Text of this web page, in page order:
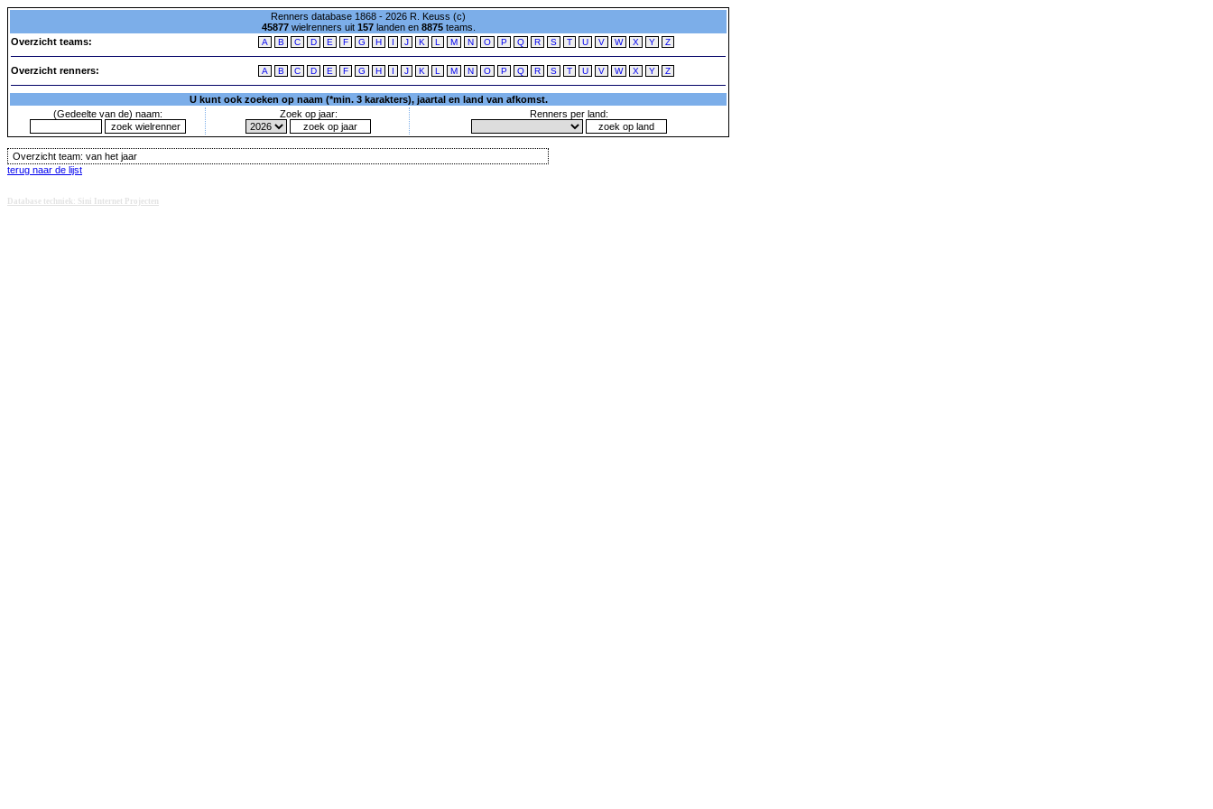
Renners database 1868 - 2026 R. Keuss (c)
45877wielrenners uit 157landen en 8875teams.
Overzicht teams:
A B C D E F G H I J K L M N O P Q R S T U V W X Y Z
Overzicht renners: A B C D E F G H I J K L M N O P Q R S T U V W X Y Z
U kunt ook zoeken op naam (*min. 3 karakters), jaartal en land van afkomst.
(Gedeelte van de) naam:
Zoek op jaar: Renners per land:
Overzicht team: van het jaar
terug naar de lijst
Database techniek: Sini Internet Projecten